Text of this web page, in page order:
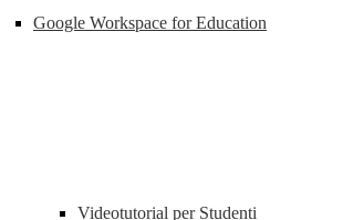
Google Workspace for Education
Videotutorial per Studenti